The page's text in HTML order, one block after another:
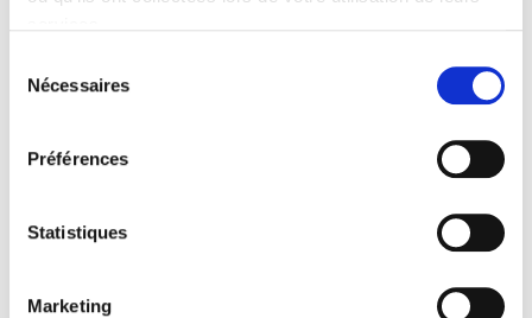
Nécessaires
Préférences
Statistiques
Marketing